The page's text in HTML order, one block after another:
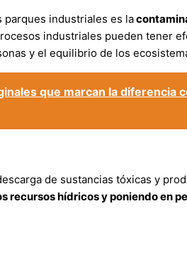
parques industriales es la
industriales pueden tener
y el equilibrio de los
que marcan la diferencia
de sustancias tóxicas y
recursos hídricos y poniendo en